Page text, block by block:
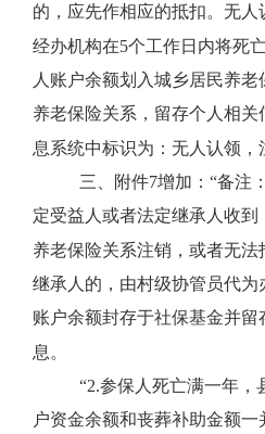
的，应先作相应的抵扣。无
经办机构在5个工作日内将死
人账户余额划入城乡居民养
养老保险关系，留存个人相
息系统中标识为：无人认领，
三、附件7增加：“备注：
定受益人或者法定继承人收到
养老保险关系注销，或者无
继承人的，由村级协管员代为
账户余额封存于社保基金并留
息。
“2.参保人死亡满一年，
户资金余额和丧葬补助金额